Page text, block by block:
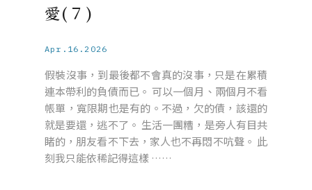
愛(７)
Apr.16.2026
假裝沒事，到最後都不會真的沒事，只是在累積
連本帶利的負債而已。 可以一個月、兩個月不看
帳單，寬限期也是有的。不過，欠的債，該還的
就是要還，逃不了。 生活一團糟，是旁人有目共
睹的，朋友看不下去，家人也不再悶不吭聲。 此
刻我只能依稀記得這樣 ……